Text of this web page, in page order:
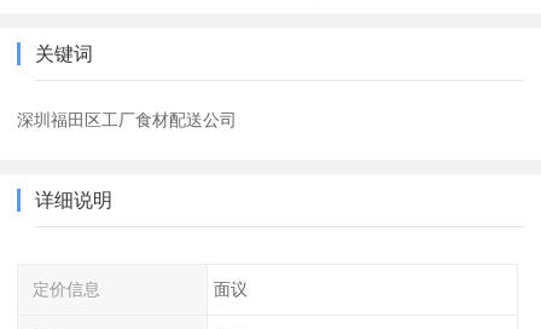
关键词
深圳福田区工厂食材配送公司
详细说明
定价信息 面议